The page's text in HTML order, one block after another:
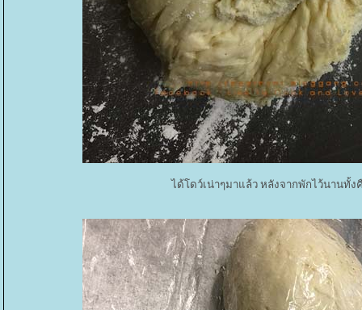
ได้โดว์เน่าๆมาแล้ว หลังจากพักไว้นานทั้ง